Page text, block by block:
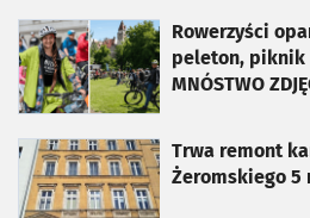
Rowerzyści
peleton, piknik
MNÓSTWO
otworzy się w nowej karcie
Trwa remont
Żeromskiego 5
otworzy się w nowej karcie